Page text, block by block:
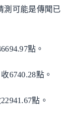
測可能是傳聞已
點。
6740.28點。
點。